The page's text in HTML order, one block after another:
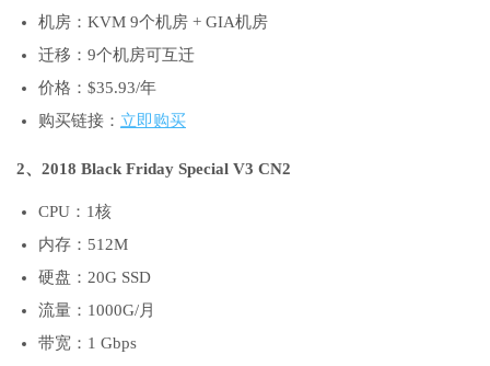
机房：KVM 9个机房 + GIA机房
迁移：9个机房可互迁
价格：$35.93/年
购买链接： 立即购买
2、2018 Black Friday Special V3 CN2
CPU：1核
内存：512M
硬盘：20G SSD
流量：1000G/月
带宽：1 Gbps